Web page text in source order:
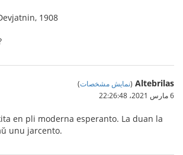
1908
Altebrilas
(نمایش مشخصات)
6 مارس 2021،‏ 22:26:48
en pli moderna esperanto. La duan la
unu jarcento.